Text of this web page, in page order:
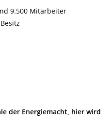
9.500 Mitarbeiter
der Energiemacht, hier wird